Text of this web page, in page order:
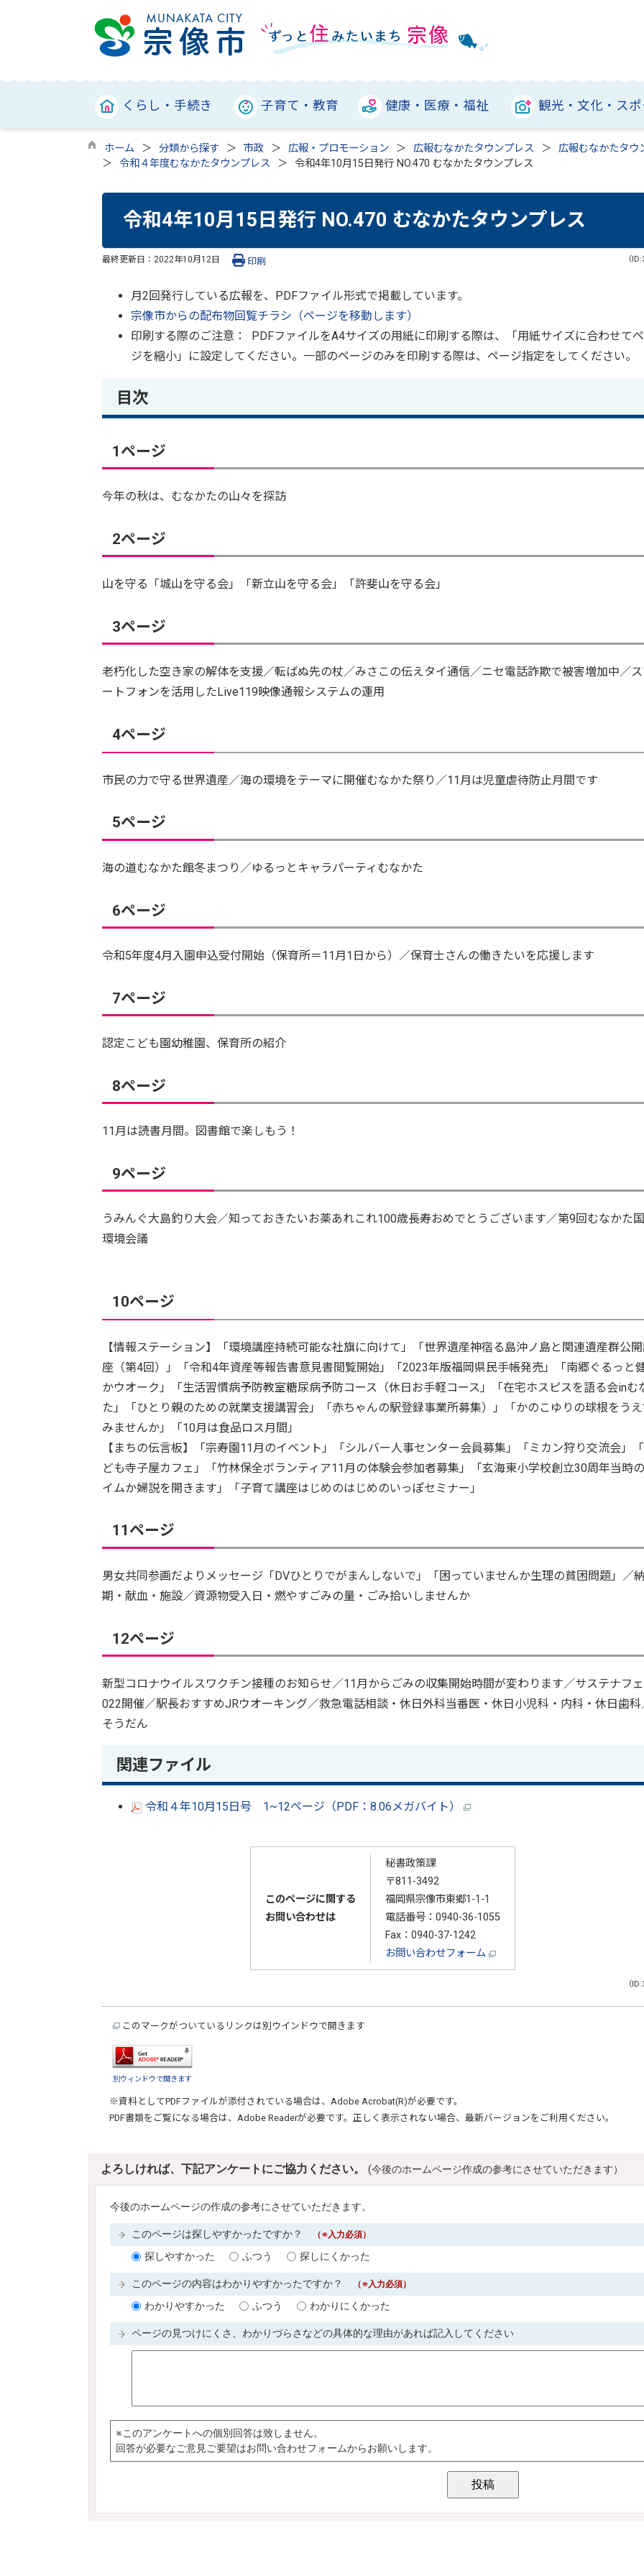
くらし・手続き 子育て・教育 健康・医療・福祉 観光・文化・ス
ホーム 分類から探す 市政 広報・プロモーション 広報むなかたタウンプレス
広報むなかたタウ
令和４年度むなかたタウンプレス
令和4年10月15日発行 NO.470 むなかたタウンプレス
令和4年10月15日発行 NO.470 むなかたタウンプレス
最終更新日： 2022年10月12日 （
印刷
月2回発行している広報を、PDFファイル形式で掲載しています。
宗像市からの配布物回覧チラシ（ページを移動します）
印刷する際のご注意： PDFファイルをA4サイズの用紙に印刷する際は、「用紙サイズに合わせて
ジを縮小」に設定してください。一部のページのみを印刷する際は、ページ指定をしてください。
目次
1ページ
今年の秋は、むなかたの山々を探訪
2ページ
山を守る「城山を守る会」「新立山を守る会」「許斐山を守る会」
3ページ
老朽化した空き家の解体を支援／転ばぬ先の杖／みさこの伝えタイ通信／ニセ電話詐欺で被害増加中／
ートフォンを活用したLive119映像通報システムの運用
4ページ
市民の力で守る世界遺産／海の環境をテーマに開催むなかた祭り／11月は児童虐待防止月間です
5ページ
海の道むなかた館冬まつり／ゆるっとキャラパーティむなかた
6ページ
令和5年度4月入園申込受付開始（保育所＝11月1日から）／保育士さんの働きたいを応援します
7ページ
認定こども園幼稚園、保育所の紹介
8ページ
11月は読書月間。図書館で楽しもう！
9ページ
うみんぐ大島釣り大会／知っておきたいお薬あれこれ100歳長寿おめでとうございます／第9回むなかた
環境会議
10ページ
【情報ステーション】「環境講座持続可能な社旗に向けて」「世界遺産神宿る島沖ノ島と関連遺産群公
座（第4回）」「令和4年資産等報告書意見書閲覧開始」「2023年版福岡県民手帳発売」「南郷ぐるっと
かウオーク」「生活習慣病予防教室糖尿病予防コース（休日お手軽コース」「在宅ホスピスを語る会inむ
た」「ひとり親のための就業支援講習会」「赤ちゃんの駅登録事業所募集）」「かのこゆりの球根をう
みませんか」「10月は食品ロス月間」
【まちの伝言板】「宗寿園11月のイベント」「シルバー人事センター会員募集」「ミカン狩り交流会」
ども寺子屋カフェ」「竹林保全ボランティア11月の体験会参加者募集」「玄海東小学校創立30周年当時
イムか婦説を開きます」「子育て講座はじめのはじめのいっぽセミナー」
11ページ
男女共同参画だよりメッセージ「DVひとりでがまんしないで」「困っていませんか生理の貧困問題」／
期・献血・施設／資源物受入日・燃やすごみの量・ごみ拾いしませんか
12ページ
新型コロナウイルスワクチン接種のお知らせ／11月からごみの収集開始時間が変わります／サステナフ
022開催／駅長おすすめJRウオーキング／救急電話相談・休日外科当番医・休日小児科・内科・休日歯科
そうだん
関連ファイル
令和４年10月15日号 1~12ページ（PDF：8.06メガバイト）
このページに関する
お問い合わせは
秘書政策課
〒811-3492
福岡県宗像市東郷1-1-1
電話番号： 0940-36-1055
Fax：0940-37-1242
お問い合わせフォーム
（
このマークがついているリンクは別ウインドウで開きます
別ウィンドウで開きます
※資料としてPDFファイルが添付されている場合は、 Adobe Acrobat(R)が必要です。
PDF書類をご覧になる場合は、 Adobe Readerが必要です。正しく表示されない場合、最新バージョンをご利用ください。